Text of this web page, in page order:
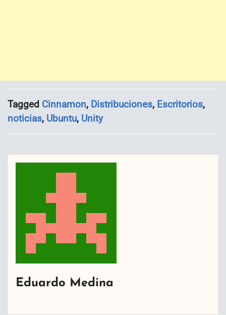
Tagged Cinnamon, Distribuciones, Escritorios,
noticias, Ubuntu, Unity
Eduardo Medina